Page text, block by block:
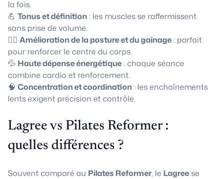
la fois.
💪 Tonus et définition: les muscles se raffermissent
sans prise de volume.
🧘‍♀️ Amélioration de la posture et du gainage: parfait
pour renforcer le centre du corps.
💦 Haute dépense énergétique: chaque séance
combine cardio et renforcement.
🧠 Concentration et coordination: les enchaînements
lents exigent précision et contrôle.
Lagree vs Pilates Reformer :
quelles différences ?
Souvent comparé au Pilates Reformer, le Lagree se